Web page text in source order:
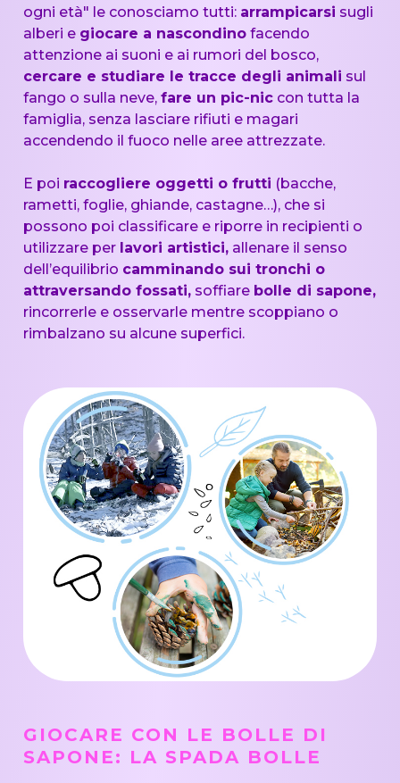
ogni età" le conosciamo tutti: arrampicarsi sugli
alberi e giocare a nascondinofacendo
attenzione ai suoni e ai rumori del bosco,
cercare e studiare le tracce degli animali sul
fango o sulla neve, fare un pic-niccon tutta la
famiglia, senza lasciare rifiuti e magari
accendendo il fuoco nelle aree attrezzate.
E poi raccogliere oggetti o frutti (bacche,
rametti, foglie, ghiande, castagne…), che si
possono poi classificare e riporre in recipienti o
utilizzare per lavori artistici,allenare il senso
dell’equilibrio camminando sui tronchi o
attraversando fossati,soffiare bolle di sapone,
rincorrerle e osservarle mentre scoppiano o
rimbalzano su alcune superfici.
GIOCARE CON LE BOLLE DI
SAPONE: LA SPADA BOLLE